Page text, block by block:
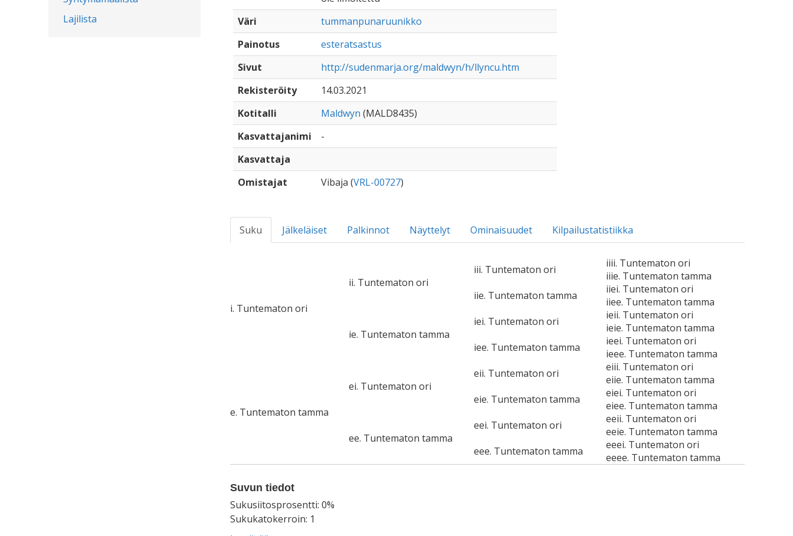
Lajilista
Väri
tummanpunaruunikko
Painotus
esteratsastus
Sivut
http://sudenmarja.org/maldwyn/h/llyncu.htm
Rekisteröity
14.03.2021
Kotitalli
Maldwyn (MALD8435)
Kasvattajanimi
-
Kasvattaja
Omistajat
Vibaja (VRL-00727)
Suku Jälkeläiset Palkinnot Näyttelyt Ominaisuudet Kilpailustatistiikka
i. Tuntematon ori
ii. Tuntematon ori
iii. Tuntematon ori
iiii. Tuntematon ori
iiie. Tuntematon tamma
iie. Tuntematon tamma
iiei. Tuntematon ori
iiee. Tuntematon tamma
ie. Tuntematon tamma
iei. Tuntematon ori
ieii. Tuntematon ori
ieie. Tuntematon tamma
iee. Tuntematon tamma
ieei. Tuntematon ori
ieee. Tuntematon tamma
e. Tuntematon tamma
ei. Tuntematon ori
eii. Tuntematon ori
eiii. Tuntematon ori
eiie. Tuntematon tamma
eie. Tuntematon tamma
eiei. Tuntematon ori
eiee. Tuntematon tamma
ee. Tuntematon tamma
eei. Tuntematon ori
eeii. Tuntematon ori
eeie. Tuntematon tamma
eee. Tuntematon tamma
eeei. Tuntematon ori
eeee. Tuntematon tamma
Suvun tiedot
Sukusiitosprosentti: 0%
Sukukatokerroin: 1